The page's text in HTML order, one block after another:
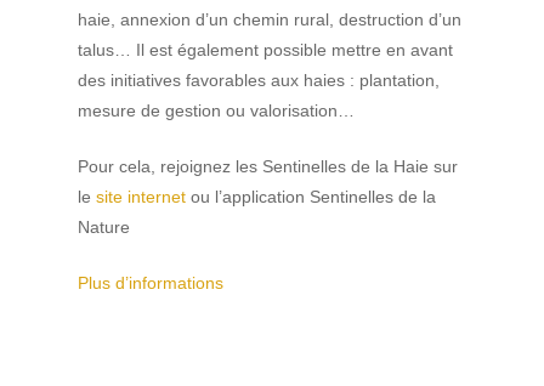
haie, annexion d’un chemin rural, destruction d’un
talus… Il est également possible mettre en avant
des initiatives favorables aux haies : plantation,
mesure de gestion ou valorisation…
Pour cela, rejoignez les Sentinelles de la Haie sur
le site internet ou l’application Sentinelles de la
Nature
Plus d’informations